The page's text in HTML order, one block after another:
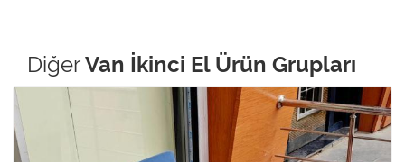
DiğerVan İkinci El Ürün Grupları